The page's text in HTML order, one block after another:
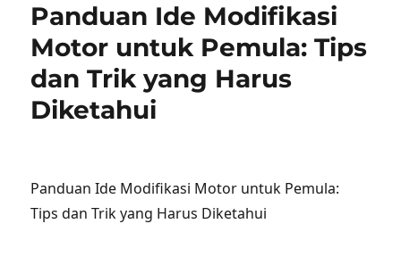
Panduan Ide Modifikasi
Motor untuk Pemula: Tips
dan Trik yang Harus
Diketahui
Panduan Ide Modifikasi Motor untuk Pemula:
Tips dan Trik yang Harus Diketahui